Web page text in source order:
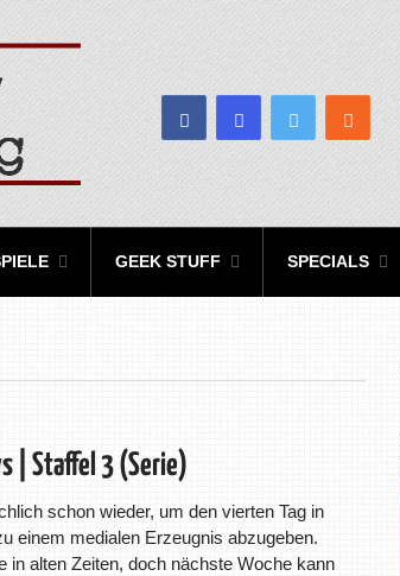
GEEK STUFF SPECIALS
| Staffel 3 (Serie)
schon wieder, um den vierten Tag in
einem medialen Erzeugnis abzugeben.
in alten Zeiten, doch nächste Woche kann